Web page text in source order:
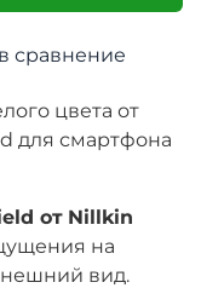
сравнение
цвета от
для смартфона
от Nillkin
на
вид.